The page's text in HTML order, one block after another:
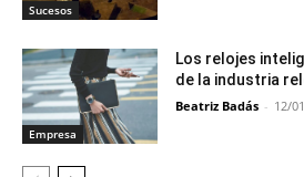
Sucesos
Empresa
Los relojes
de la industria
Beatriz Badás - 12/